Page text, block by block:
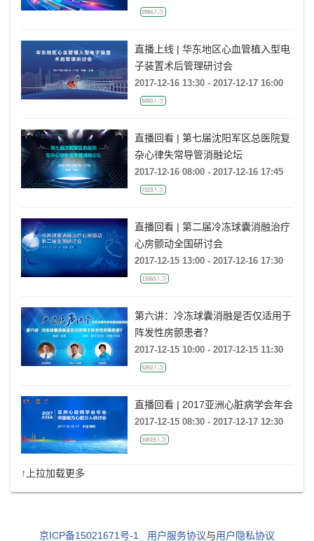
2984人次
直播上线 | 华东地区心血管植入型电
子装置术后管理研讨会
2017-12-16 13:30 - 2017-12-17 16:00
5050人次
直播回看 | 第七届沈阳军区总医院复
杂心律失常导管消融论坛
2017-12-16 08:00 - 2017-12-16 17:45
7223人次
直播回看 | 第二届冷冻球囊消融治疗
心房颤动全国研讨会
2017-12-15 13:00 - 2017-12-16 17:30
11663人次
第六讲：冷冻球囊消融是否仅适用于
阵发性房颤患者？
2017-12-15 10:00 - 2017-12-15 11:30
6262人次
直播回看 | 2017亚洲心脏病学会年会
2017-12-15 08:30 - 2017-12-17 12:30
24619人次
↑上拉加载更多
京ICP备15021671号-1 用户服务协议与用户隐私协议